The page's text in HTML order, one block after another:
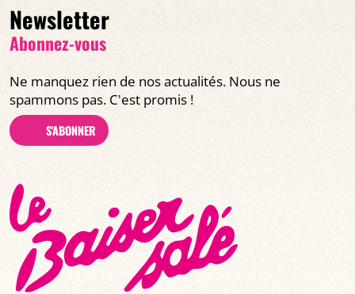
Newsletter
Abonnez-vous
Ne manquez rien de nos actualités. Nous ne
spammons pas. C'est promis !
S'ABONNER